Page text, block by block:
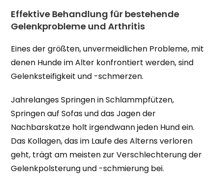
Effektive Behandlung für bestehende
Gelenkprobleme und Arthritis
Eines der größten, unvermeidlichen Probleme, mit
denen Hunde im Alter konfrontiert werden, sind
Gelenksteifigkeit und -schmerzen.
Jahrelanges Springen in Schlammpfützen,
Springen auf Sofas und das Jagen der
Nachbarskatze holt irgendwann jeden Hund ein.
Das Kollagen, das im Laufe des Alterns verloren
geht, trägt am meisten zur Verschlechterung der
Gelenkpolsterung und -schmierung bei.